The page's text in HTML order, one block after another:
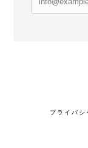
プライバシ